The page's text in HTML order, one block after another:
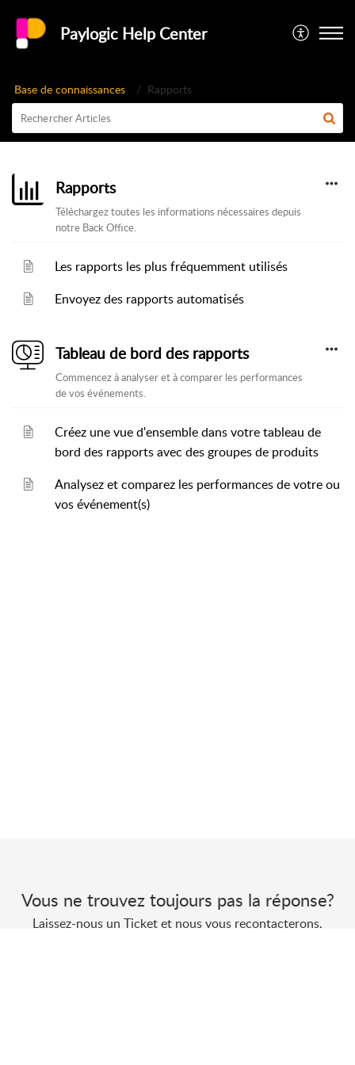
Paylogic Help Center
Base de connaissances Rapports
Rapports
Téléchargez toutes les informations nécessaires depuis
notre Back Office.
Les rapports les plus fréquemment utilisés
Envoyez des rapports automatisés
Tableau de bord des rapports
Commencez à analyser et à comparer les performances
de vos événements.
Créez une vue d'ensemble dans votre tableau de
bord des rapports avec des groupes de produits
Analysez et comparez les performances de votre ou
vos événement(s)
Vous ne trouvez toujours pas la réponse?
Laissez-nous un Ticket et nous vous recontacterons.